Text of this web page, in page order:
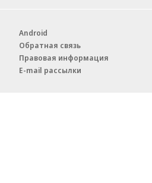
Android
Обратная связь
Правовая информация
E-mail рассылки